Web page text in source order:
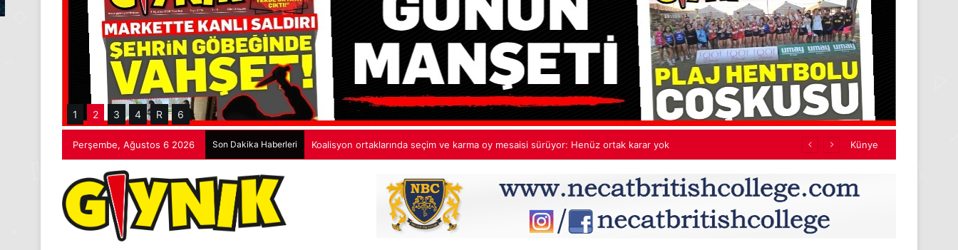
1 2 3 4 R 6
Perşembe, Ağustos 6 2026 Son Dakika Haberleri Mehmet Aktunç’tan ekip paylaşımı: Ortak akıl, cesur fikirler, umut dolu projeler Künye